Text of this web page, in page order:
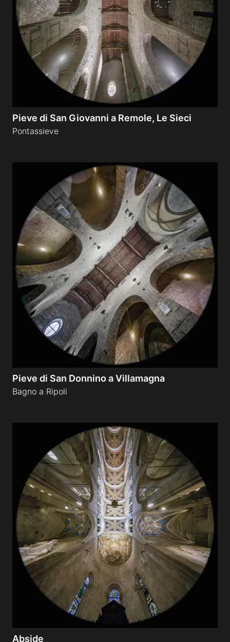
Pieve di San Giovanni a Remole, Le Sieci
Pontassieve
Pieve di San Donnino a Villamagna
Bagno a Ripoli
Abside